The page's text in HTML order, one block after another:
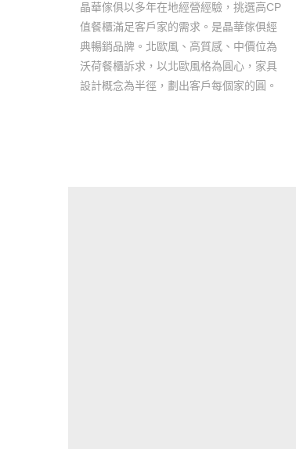
晶華傢俱以多年在地經營經驗，挑選高CP
值餐櫃滿足客戶家的需求。是晶華傢俱經
典暢銷品牌。北歐風、高質感、中價位為
沃荷餐櫃訴求，以北歐風格為圓心，家具
設計概念為半徑，劃出客戶每個家的圓。